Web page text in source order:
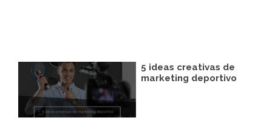
5 ideas creativas de
marketing deportivo